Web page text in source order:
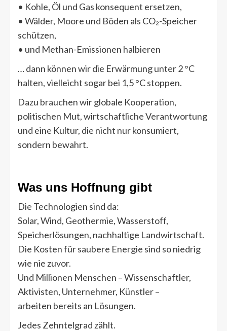
• Kohle, Öl und Gas konsequent ersetzen,
• Wälder, Moore und Böden als CO₂-Speicher
schützen,
• und Methan-Emissionen halbieren
… dann können wir die Erwärmung unter 2 °C
halten, vielleicht sogar bei 1,5 °C stoppen.
Dazu brauchen wir globale Kooperation,
politischen Mut, wirtschaftliche Verantwortung
und eine Kultur, die nicht nur konsumiert,
sondern bewahrt.
Was uns Hoffnung gibt
Die Technologien sind da:
Solar, Wind, Geothermie, Wasserstoff,
Speicherlösungen, nachhaltige Landwirtschaft.
Die Kosten für saubere Energie sind so niedrig
wie nie zuvor.
Und Millionen Menschen – Wissenschaftler,
Aktivisten, Unternehmer, Künstler –
arbeiten bereits an Lösungen.
Jedes Zehntelgrad zählt.